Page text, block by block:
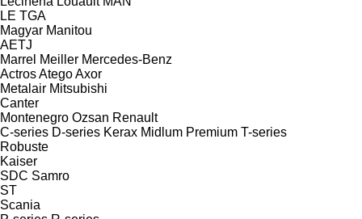
LE TGA
Magyar Manitou
AETJ
Marrel Meiller Mercedes-Benz
ActrosAtegoAxor
Metalair Mitsubishi
Canter
Montenegro Ozsan Renault
C-series D-series Kerax Midlum Premium T-series
Robuste
Kaiser
SDC Samro
ST
Scania